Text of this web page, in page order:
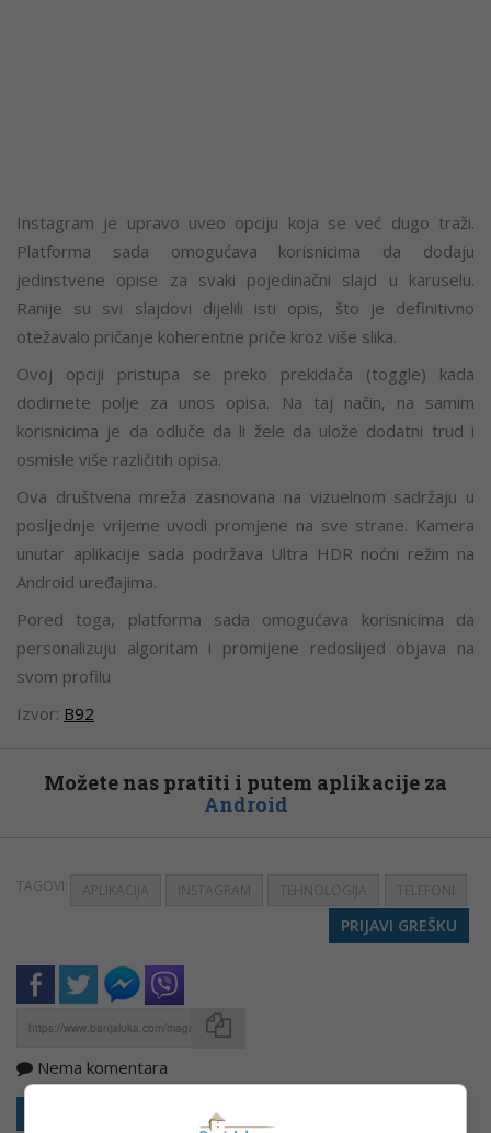
Instagram je upravo uveo opciju koja se već dugo traži.
Platforma sada omogućava korisnicima da dodaju
jedinstvene opise za svaki pojedinačni slajd u karuselu.
Ranije su svi slajdovi dijelili isti opis, što je definitivno
otežavalo pričanje koherentne priče kroz više slika.
Ovoj opciji pristupa se preko prekidača (toggle) kada
dodirnete polje za unos opisa. Na taj način, na samim
korisnicima je da odluče da li žele da ulože dodatni trud i
osmisle više različitih opisa.
Ova društvena mreža zasnovana na vizuelnom sadržaju u
posljednje vrijeme uvodi promjene na sve strane. Kamera
unutar aplikacije sada podržava Ultra HDR noćni režim na
Android uređajima.
Pored toga, platforma sada omogućava korisnicima da
personalizuju algoritam i promijene redoslijed objava na
svom profilu
Izvor: B92
Možete nas pratiti i putem aplikacije za
Android
TAGOVI: APLIKACIJA INSTAGRAM TEHNOLOGIJA TELEFONI
PRIJAVI GREŠKU
Nema komentara
Prikaži komentare